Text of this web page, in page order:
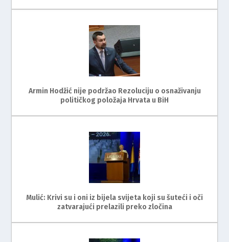
Armin Hodžić nije podržao Rezoluciju o osnaživanju
političkog položaja Hrvata u BiH
Mulić: Krivi su i oni iz bijela svijeta koji su šuteći i oči
zatvarajući prelazili preko zločina